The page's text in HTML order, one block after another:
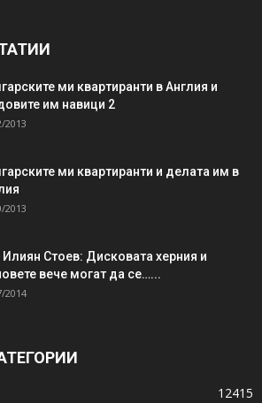
ми квартиранти в Англия и
им навици 2
2013
ми квартиранти и делата им в
2013
Стоев: Дисковата херния и
вече могат да се…...
2014
12415